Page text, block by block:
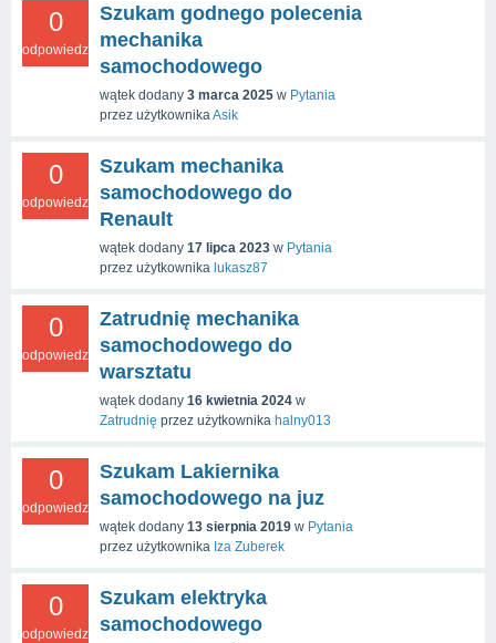
0
odpowiedzi
Szukam godnego polecenia
mechanika
samochodowego
wątek dodany 3 marca 2025 w Pytania
przez użytkownika Asik
0
odpowiedzi
Szukam mechanika
samochodowego do
Renault
wątek dodany 17 lipca 2023 w Pytania
przez użytkownika lukasz87
0
odpowiedzi
Zatrudnię mechanika
samochodowego do
warsztatu
wątek dodany 16 kwietnia 2024 w
Zatrudnię przez użytkownika halny013
0
odpowiedzi
Szukam Lakiernika
samochodowego na juz
wątek dodany 13 sierpnia 2019 w Pytania
przez użytkownika Iza Zuberek
0
odpowiedzi
Szukam elektryka
samochodowego